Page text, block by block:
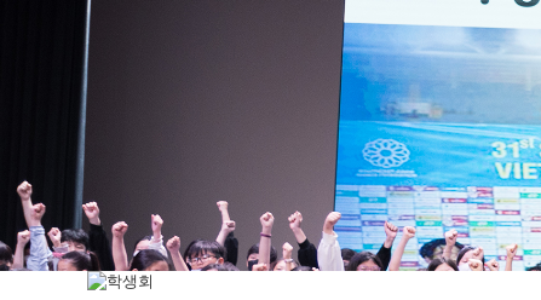
학교연혁
교직원현황
학생현황
위치/전화
전경사진